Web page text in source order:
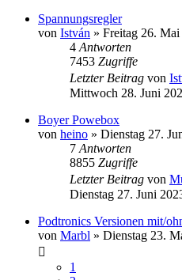
Spannungsregler
von István » Freitag 26.
4 Antworten
7453 Zugriffe
Letzter Beitrag von
Mittwoch 28. Juni
Boyer Powebox
von heino » Dienstag 27.
7 Antworten
8855 Zugriffe
Letzter Beitrag von
Dienstag 27. Juni
Podtronics Versionen mit/
von Marbl » Dienstag 23.
1